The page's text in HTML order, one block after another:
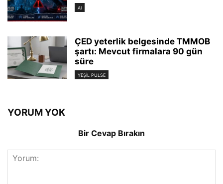
AI
ÇED yeterlik belgesinde TMMOB
şartı: Mevcut firmalara 90 gün
süre
YEŞIL PULSE
YORUM YOK
Bir Cevap Bırakın